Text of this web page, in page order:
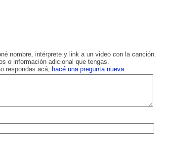
nombre, intérprete y link a un video con la canción.
o información adicional que tengas.
respondas acá, hacé una pregunta nueva.